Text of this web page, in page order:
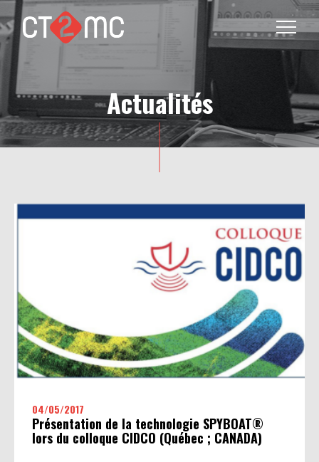
Actualités
04/05/2017
Présentation de la technologie SPYBOAT®
lors du colloque CIDCO (Québec ; CANADA)